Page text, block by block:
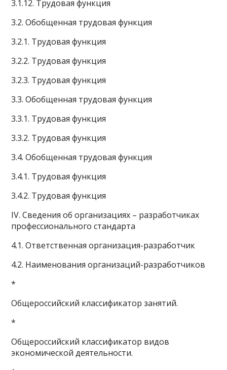
3.1.12. Трудовая функция
3.2. Обобщенная трудовая функция
3.2.1. Трудовая функция
3.2.2. Трудовая функция
3.2.3. Трудовая функция
3.3. Обобщенная трудовая функция
3.3.1. Трудовая функция
3.3.2. Трудовая функция
3.4. Обобщенная трудовая функция
3.4.1. Трудовая функция
3.4.2. Трудовая функция
IV. Сведения об организациях – разработчиках
профессионального стандарта
4.1. Ответственная организация-разработчик
4.2. Наименования организаций-разработчиков
*
Общероссийский классификатор занятий.
*
Общероссийский классификатор видов
экономической деятельности.